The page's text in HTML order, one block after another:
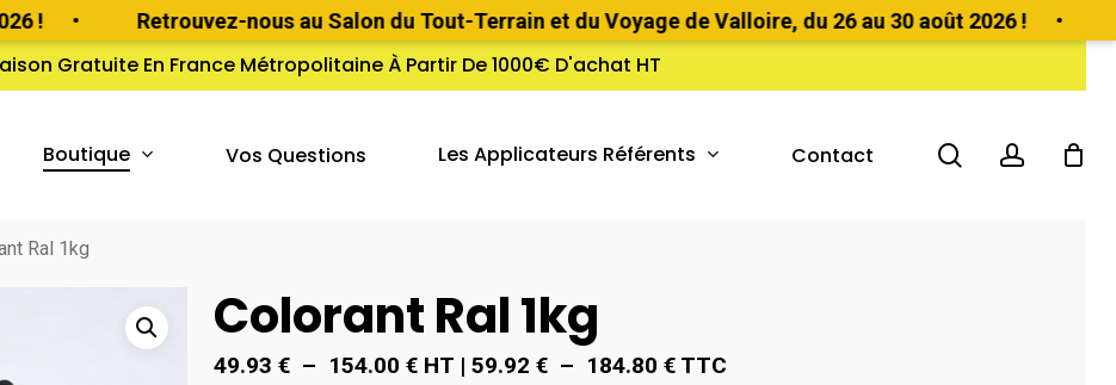
• Retrouvez-nous au Salon du Tout-Terrain et du Voyage de Valloire, du 26 au 30 août 2026 ! •
Gratuite En France Métropolitaine À Partir De 1000€ D'achat HT
Boutique Vos Questions Les Applicateurs Référents Contact searchaccount
Ral 1kg
Colorant Ral 1kg
49.93€ – 154.00€Plage
HT | 59.92€ – 184.80€Plage
TTC